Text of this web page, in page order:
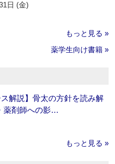
日 (金)
もっと見る »
薬学生向け書籍 »
解説】骨太の方針を読み解
薬剤師への影…
もっと見る »